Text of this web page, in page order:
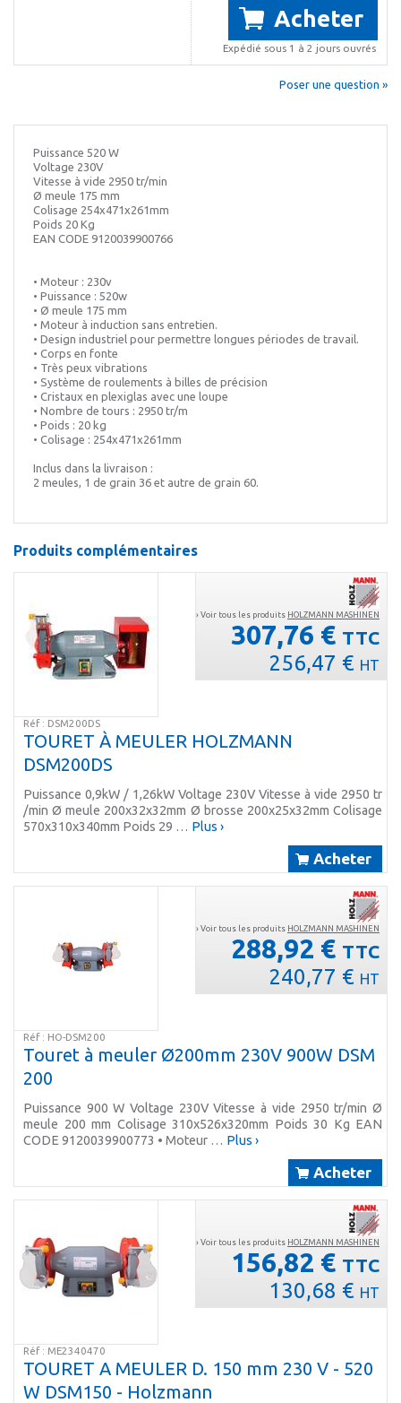
Acheter
Expédié sous 1 à 2 jours ouvrés
Poser une question »
Puissance 520 W
Voltage 230V
Vitesse à vide 2950 tr/min
Ø meule 175 mm
Colisage 254x471x261mm
Poids 20 Kg
EAN CODE 9120039900766
• Moteur : 230v
• Puissance : 520w
• Ø meule 175 mm
• Moteur à induction sans entretien.
• Design industriel pour permettre longues périodes de travail.
• Corps en fonte
• Très peux vibrations
• Système de roulements à billes de précision
• Cristaux en plexiglas avec une loupe
• Nombre de tours : 2950 tr/m
• Poids : 20 kg
• Colisage : 254x471x261mm
Inclus dans la livraison :
2 meules, 1 de grain 36 et autre de grain 60.
Produits complémentaires
› Voir tous les produits HOLZMANN MASHINEN
307,76 € TTC
256,47 € HT
Réf : DSM200DS
TOURET À MEULER HOLZMANN
DSM200DS
Puissance 0,9kW / 1,26kW Voltage 230V Vitesse à vide 2950 tr
/min Ø meule 200x32x32mm Ø brosse 200x25x32mm Colisage
570x310x340mm Poids 29 … Plus ›
Acheter
› Voir tous les produits HOLZMANN MASHINEN
288,92 € TTC
240,77 € HT
Réf : HO-DSM200
Touret à meuler Ø200mm 230V 900W DSM
200
Puissance 900 W Voltage 230V Vitesse à vide 2950 tr/min Ø
meule 200 mm Colisage 310x526x320mm Poids 30 Kg EAN
CODE 9120039900773 • Moteur … Plus ›
Acheter
› Voir tous les produits HOLZMANN MASHINEN
156,82 € TTC
130,68 € HT
Réf : ME2340470
TOURET A MEULER D. 150 mm 230 V - 520
W DSM150 - Holzmann